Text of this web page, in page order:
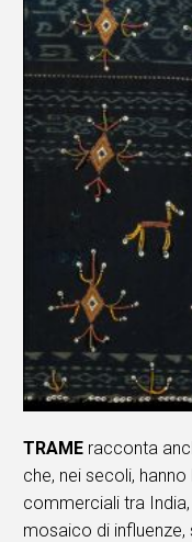
TRAME racconta
che, nei secoli,
commerciali tra India,
mosaico di